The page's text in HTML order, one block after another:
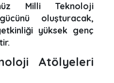
Milli Teknoloji
oluşturacak,
yüksek genç
Atölyeleri